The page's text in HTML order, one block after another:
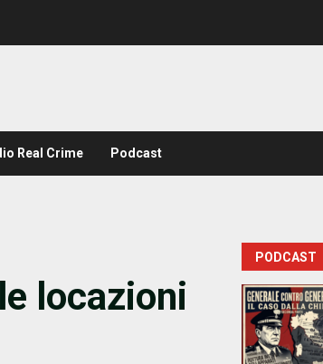
Real Crime Podcast
locazioni
PODCAST